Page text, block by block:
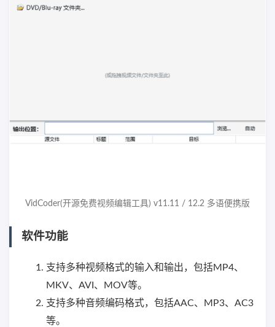
VidCoder(开源免费视频编辑工具) v11.11 / 12.2 多语便携版
软件功能
支持多种视频格式的输入和输出，包括MP4、
MKV、AVI、MOV等。
支持多种音频编码格式，包括AAC、MP3、AC3
等。